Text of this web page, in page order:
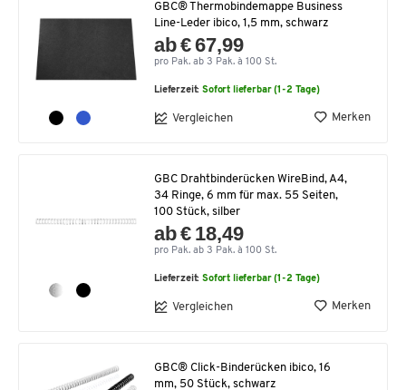
GBC® Thermobindemappe Business
Line-Leder ibico, 1,5 mm, schwarz
ab € 67,99
pro Pak. ab 3 Pak. à 100 St.
Lieferzeit:Sofort lieferbar (1-2 Tage)
Vergleichen Merken
GBC Drahtbinderücken WireBind, A4,
34 Ringe, 6 mm für max. 55 Seiten,
100 Stück, silber
ab € 18,49
pro Pak. ab 3 Pak. à 100 St.
Lieferzeit:Sofort lieferbar (1-2 Tage)
Vergleichen Merken
GBC® Click-Binderücken ibico, 16
mm, 50 Stück, schwarz